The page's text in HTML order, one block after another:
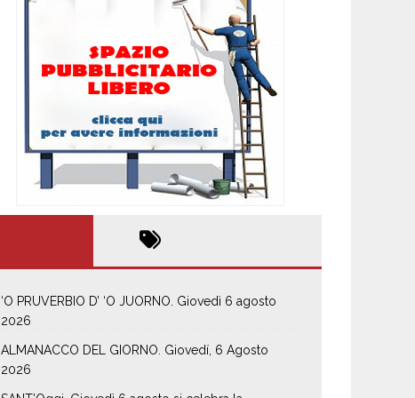
‘O PRUVERBIO D’ ‘O JUORNO. Giovedì 6 agosto
2026
ALMANACCO DEL GIORNO. Giovedí, 6 Agosto
2026